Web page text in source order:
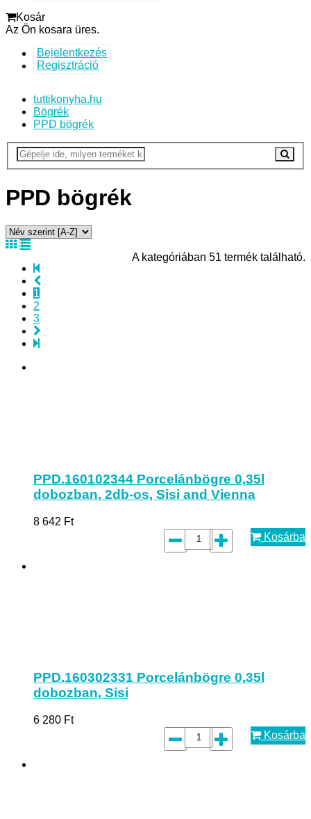
Kosár
Az Ön kosara üres.
Bejelentkezés
Regisztráció
tuttikonyha.hu
Bögrék
PPD bögrék
PPD bögrék
A kategóriában 51 termék található.
1
2
3
PPD.160102344 Porcelánbögre 0,35l
dobozban, 2db-os, Sisi and Vienna
8 642 Ft
Kosárba
PPD.160302331 Porcelánbögre 0,35l
dobozban, Sisi
6 280 Ft
Kosárba